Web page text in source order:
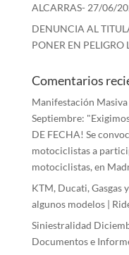
ALCARRAS- 27/06/
DENUNCIA AL
PONER EN PELIGRO
Comentarios
Manifestación
Septiembre:
DE FECHA! Se
motociclistas a
motociclistas, en
KTM, Ducati, Gasgas
algunos modelos |
Siniestralidad
Documentos e